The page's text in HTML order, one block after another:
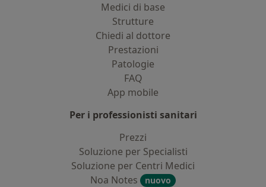
Medici di base
Strutture
Chiedi al dottore
Prestazioni
Patologie
FAQ
App mobile
Per i professionisti sanitari
Prezzi
Soluzione per Specialisti
Soluzione per Centri Medici
Noa Notes
nuovo